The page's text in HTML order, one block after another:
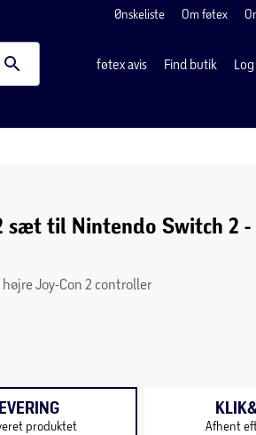
Ønskeliste Om føtex
føtex avis Find butik
sæt til Nintendo Switch 2 -
Joy-Con 2 controller
produktet Afhent